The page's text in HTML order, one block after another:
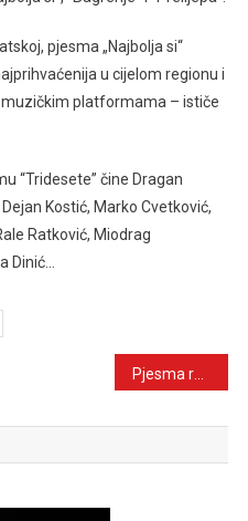
pjesma „Najbolja si“
u cijelom regionu i
platformama – ističe
“Tridesete” čine Dragan
Kostić, Marko Cvetković,
Ratković, Miodrag
Dinić…